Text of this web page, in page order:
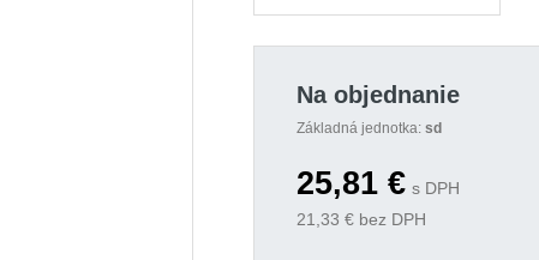
Na objednanie
Základná jednotka: sd
25,81€ s DPH
21,33 € bez DPH